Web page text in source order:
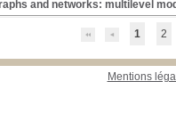
and networks: multilevel
1 2
Mentions